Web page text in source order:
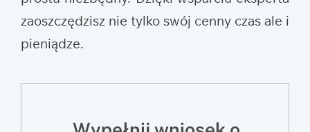
zaoszczędzisz nie tylko swój cenny czas ale i
pieniądze.